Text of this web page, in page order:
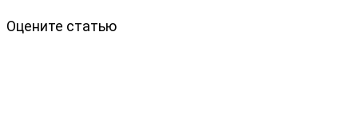
Оцените статью